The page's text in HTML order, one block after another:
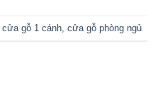
cửa gỗ 1 cánh cửa gỗ phòng ngủ